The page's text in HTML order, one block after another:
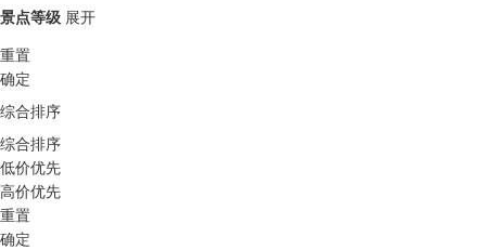
景点等级 展开
重置
确定
综合排序
综合排序
低价优先
高价优先
重置
确定